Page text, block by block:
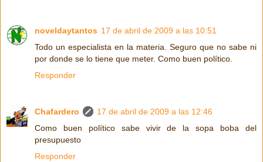
noveldaytantos 17 de abril de 2009 a las 10:51
Todo un especialista en la materia. Seguro que no sabe ni
por donde se lo tiene que meter. Como buen político.
Responder
Chafardero
17 de abril de 2009 a las 12:46
Como buen político sabe vivir de la sopa boba del
presupuesto
Responder